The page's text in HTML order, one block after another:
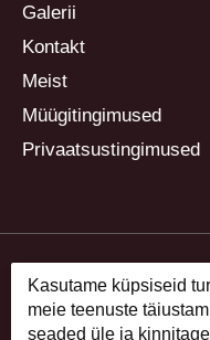
Galerii
Kontakt
Meist
Müügitingimused
Privaatsustingimused
Kasutame küpsiseid
meie teenuste
seaded üle ja